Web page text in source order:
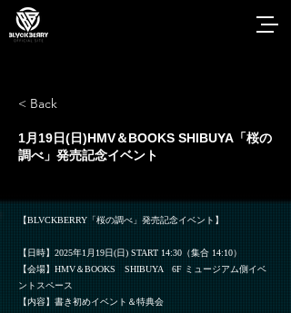
< Back
1月19日(日)HMV＆BOOKS SHIBUYA「桜の
調べ」発売記念イベント
【BLVCKBERRY「桜の調べ」発売記念イベント】
【日時】2025年1月19日(日) START 14:30（集合 14:10）
【会場】HMV＆BOOKS SHIBUYA 6F ミュージアム側イベ
ントスペース
【内容】書き初めイベント＆特典会